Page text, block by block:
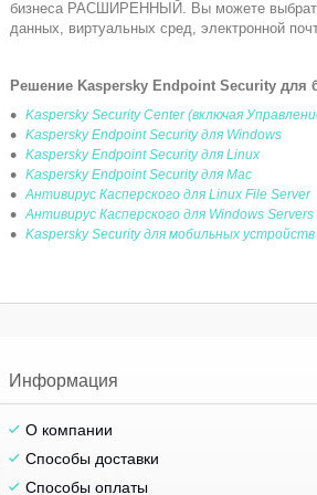
бизнеса РАСШИРЕННЫЙ. Вы можете выбрать
данных, виртуальных сред, электронной
Решение Kaspersky Endpoint Security
Kaspersky Security Center (включая
Kaspersky Endpoint Security для Windows
Kaspersky Endpoint Security для Linux
Kaspersky Endpoint Security для Mac
Антивирус Касперского для Linux File Server
Антивирус Касперского для Windows
Kaspersky Security для мобильных устройств
Информация
О компании
Способы доставки
Способы оплаты